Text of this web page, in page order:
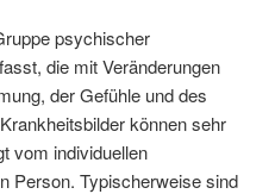
psychischer
die mit Veränderungen
der Gefühle und des
können sehr
vom individuellen
Person. Typischerweise sind